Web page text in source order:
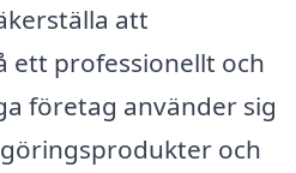
att
ett professionellt och
företag använder sig
och